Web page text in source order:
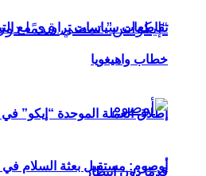
قدمًا دون انتظار
تقاطعات سياسات تراوري مع
خطاب واهيغويا
أوصوم: مستقبل بعثة السلام